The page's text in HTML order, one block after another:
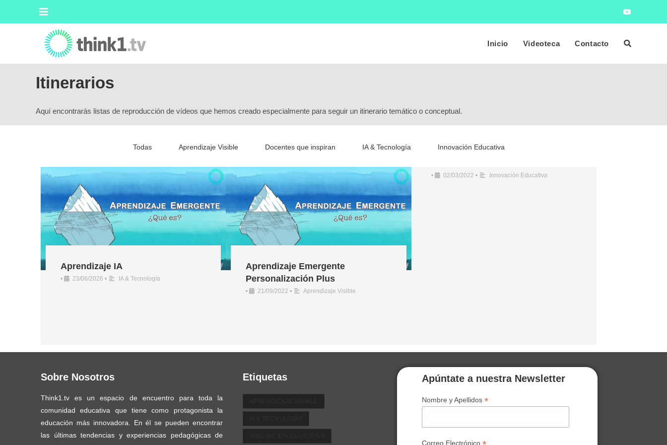
Inicio Videoteca Contacto
Itinerarios
Aquí encontrarás listas de reproducción de vídeos que hemos creado especialmente para seguir un itinerario temático o conceptual.
Todas Aprendizaje Visible Docentes que inspiran IA & Tecnología Innovación Educativa
Aprendizaje IA
• 23/06/2026 • IA & Tecnología
Aprendizaje Emergente
Personalización Plus
• 21/09/2022 • Aprendizaje Visible
• 02/03/2022 • Innovación Educativa
Sobre Nosotros
Think1.tv es un espacio de encuentro para toda la
comunidad educativa que tiene como protagonista la
educación más innovadora. En él se pueden encontrar
las últimas tendencias y experiencias pedagógicas de
Etiquetas Apúntate a nuestra Newsletter
Nombre y Apellidos *
Correo Electrónico